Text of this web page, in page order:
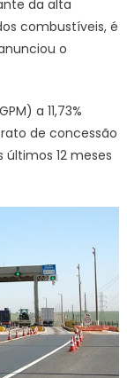
da alta
combustíveis, é
o
a 11,73%
de concessão
12 meses